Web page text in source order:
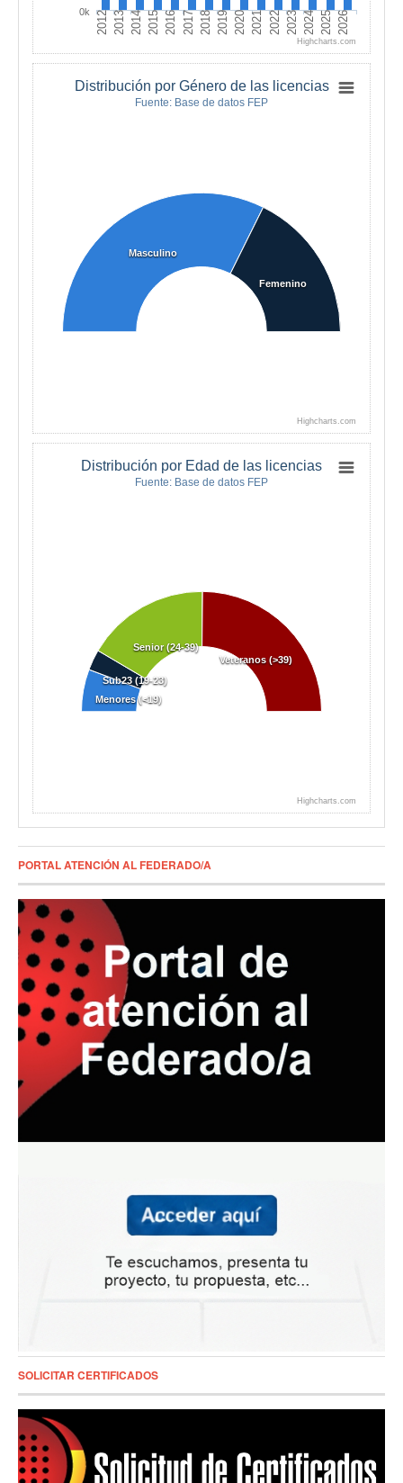
2012 2013 2014 2015 2016 2017 2018 2019 2020 2021 2022 2023 2024 2025 2026
0k
Highcharts.com
Distribución por Género de las licencias
Fuente: Base de datos FEP
Masculino
Femenino
Highcharts.com
Distribución por Edad de las licencias
Fuente: Base de datos FEP
Menores (<19)
Sub23 (19-23)
Senior (24-39)
Veteranos (>39)
Highcharts.com
PORTAL ATENCIÓN AL FEDERADO/A
SOLICITAR CERTIFICADOS